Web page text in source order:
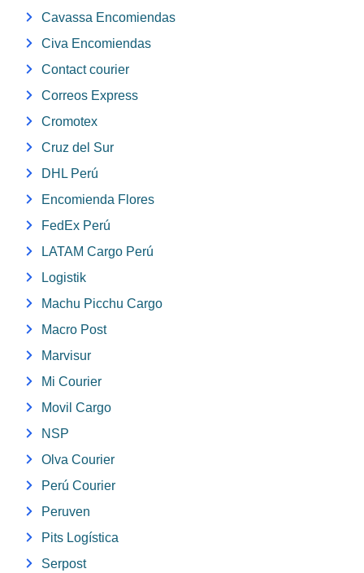
Cavassa Encomiendas
Civa Encomiendas
Contact courier
Correos Express
Cromotex
Cruz del Sur
DHL Perú
Encomienda Flores
FedEx Perú
LATAM Cargo Perú
Logistik
Machu Picchu Cargo
Macro Post
Marvisur
Mi Courier
Movil Cargo
NSP
Olva Courier
Perú Courier
Peruven
Pits Logística
Serpost